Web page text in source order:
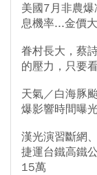
美國7月非農
息機率...金價
眷村長大，蔡
的壓力，只要
天氣／白海豚
爆影響時間曝
漢光演習斷網
捷運台鐵高鐵
15萬